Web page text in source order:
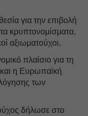
για την επιβολή
κρυπτονομίσματα,
αξιωματούχοι.
πλαίσιο για τη
η Ευρωπαϊκή
των
δήλωσε στο